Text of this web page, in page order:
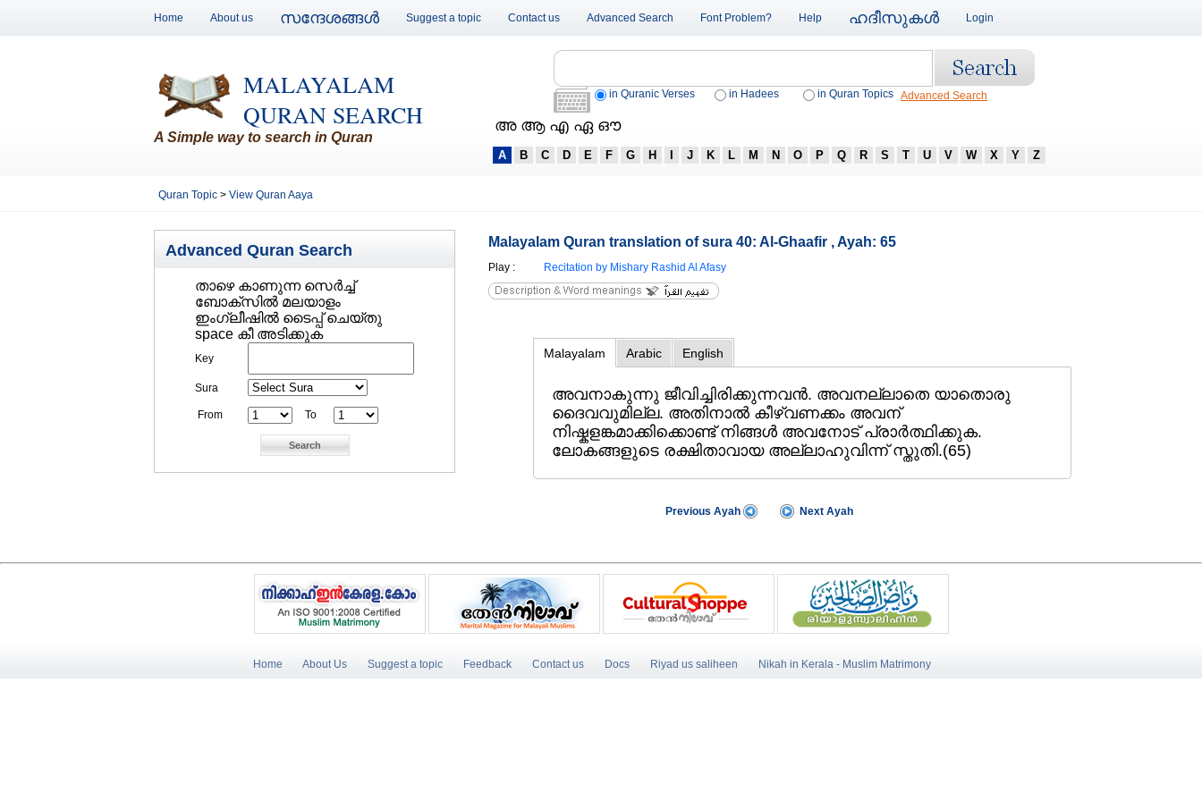
Home About us സന്ദേശങ്ങള്‍ Suggest a topic Contact us Advanced Search Font Problem? Help ഹദീസുകള്‍ Login
MALAYALAM
QURAN SEARCH
A Simple way to search in Quran
in Quranic Verses in Hadees in Quran Topics Advanced Search
അ ആ എ ഏ ഔ
A B C D E F G H J K L M N O P Q R S T U V W X Y Z
Quran Topic > View Quran Aaya
Advanced Quran Search
താഴെ കാണുന്ന സെര്‍ച്ച്‌
ബോക്സില്‍ മലയാളം
ഇംഗ്ലീഷില്‍ ടൈപ്പ് ചെയ്തു
space കീ അടിക്കുക
Key
Sura
From To
Malayalam Quran translation of sura 40: Al-Ghaafir , Ayah: 65
Play : Recitation by Mishary Rashid Al Afasy
Malayalam Arabic English
അവനാകുന്നു ജീവിച്ചിരിക്കുന്നവന്‍. അവനല്ലാതെ യാതൊരു
ദൈവവുമില്ല. അതിനാല്‍ കീഴ്‌വണക്കം അവന്‌
നിഷ്കളങ്കമാക്കിക്കൊണ്ട്‌ നിങ്ങള്‍ അവനോട്‌ പ്രാര്‍ത്ഥിക്കുക.
ലോകങ്ങളുടെ രക്ഷിതാവായ അല്ലാഹുവിന്ന്‌ സ്തുതി.(65)
Previous Ayah Next Ayah
Home About Us Suggest a topic Feedback Contact us Docs Riyad us saliheen Nikah in Kerala - Muslim Matrimony